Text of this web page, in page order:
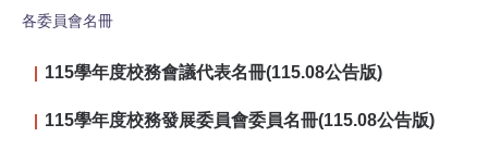
各委員會名冊
115學年度校務會議代表名冊(115.08公告版)
115學年度校務發展委員會委員名冊(115.08公告版)